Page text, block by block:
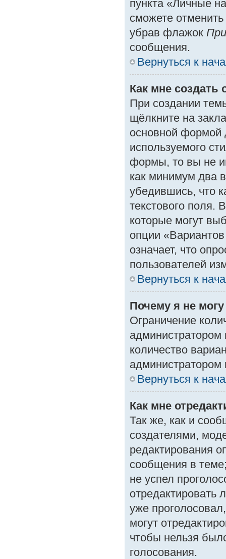
пункта «Личные
сможете
убрав флажок
сообщения.
Вернуться к
Как мне создать
При создании
щёлкните на
основной формой
используемого
формы, то вы не
как минимум два
убедившись, что
текстового поля.
которые могут
опции
означает, что
пользователей
Вернуться к
Почему я не
Ограничение
количество
Вернуться к
Как мне
Так же, как и
создателями,
редактирования
сообщения в
не успел
отредактировать
уже
могут
чтобы нельзя
голосования.